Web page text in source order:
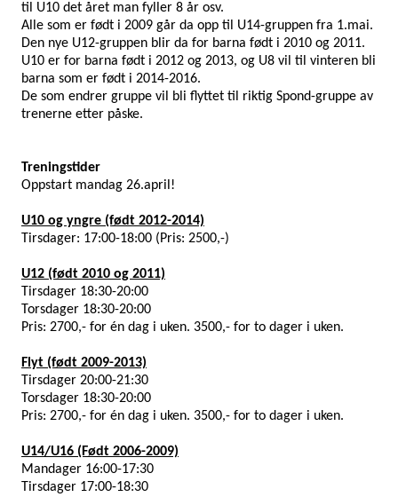
til U10 det året man fyller 8 år osv.
Alle som er født i 2009 går da opp til U14-gruppen fra 1.mai.
Den nye U12-gruppen blir da for barna født i 2010 og 2011.
U10 er for barna født i 2012 og 2013, og U8 vil til vinteren bli
barna som er født i 2014-2016.
De som endrer gruppe vil bli flyttet til riktig Spond-gruppe av
trenerne etter påske.
Treningstider
Oppstart mandag 26.april!
U10 og yngre (født 2012-2014)
Tirsdager: 17:00-18:00 (Pris: 2500,-)
U12 (født 2010 og 2011)
Tirsdager 18:30-20:00
Torsdager 18:30-20:00
Pris: 2700,- for én dag i uken. 3500,- for to dager i uken.
Flyt (født 2009-2013)
Tirsdager 20:00-21:30
Torsdager 18:30-20:00
Pris: 2700,- for én dag i uken. 3500,- for to dager i uken.
U14/U16 (Født 2006-2009)
Mandager 16:00-17:30
Tirsdager 17:00-18:30